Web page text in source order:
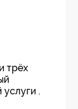
трёх
услуги .